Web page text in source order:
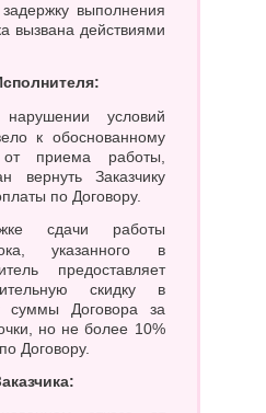
задержку выполнения
вызвана действиями
к обоснованному
от приема работы,
вернуть Заказчику
по Договору.
указанного в
предоставляет
скидку в
суммы Договора за
но не более 10%
Договору.